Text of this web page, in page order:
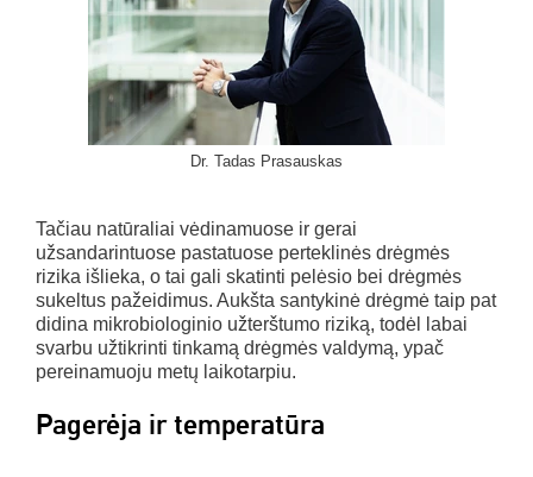
Dr. Tadas Prasauskas
Tačiau natūraliai vėdinamuose ir gerai
užsandarintuose pastatuose perteklinės drėgmės
rizika išlieka, o tai gali skatinti pelėsio bei drėgmės
sukeltus pažeidimus. Aukšta santykinė drėgmė taip pat
didina mikrobiologinio užterštumo riziką, todėl labai
svarbu užtikrinti tinkamą drėgmės valdymą, ypač
pereinamuoju metų laikotarpiu.
Pagerėja ir temperatūra